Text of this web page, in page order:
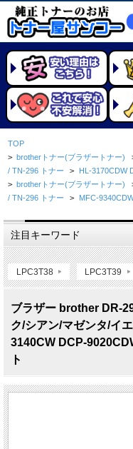
TOP
> brotherトナー(ブラザートナー)
/ TN-296 トナー
> HL-3170CDW
> brotherトナー(ブラザートナー)
/ TN-296 トナー
> MFC-
注目キーワード
LPC3T38 LPC3T39
ブラザー brother DR-
ク/シアン/マゼンタ/イ
3140CW DCP-
ト